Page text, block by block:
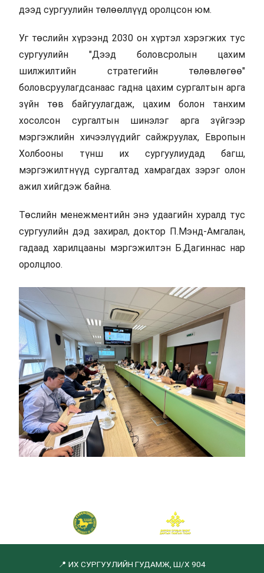
дээд сургуулийн төлөөллүүд оролцсон юм.
Уг төслийн хүрээнд 2030 он хүртэл хэрэгжих тус
сургуулийн "Дээд боловсролын цахим
шилжилтийн стратегийн төлөвлөгөө"
боловсруулагдсанаас гадна цахим сургалтын арга
зүйн төв байгуулагдаж, цахим болон танхим
хосолсон сургалтын шинэлэг арга зүйгээр
мэргэжлийн хичээлүүдийг сайжруулах, Европын
Холбооны түнш их сургуулиудад багш,
мэргэжилтнүүд сургалтад хамрагдах зэрэг олон
ажил хийгдэж байна.
Төслийн менежментийн энэ удаагийн хуралд тус
сургуулийн дэд захирал, доктор П.Мэнд-Амгалан,
гадаад харилцааны мэргэжилтэн Б.Дагиннас нар
оролцлоо.
📍 ИХ СУРГУУЛИЙН ГУДАМЖ, Ш/Х 904